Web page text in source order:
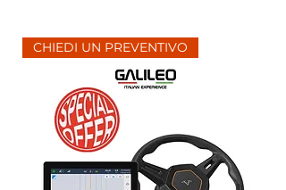
CHIEDI UN PREVENTIVO